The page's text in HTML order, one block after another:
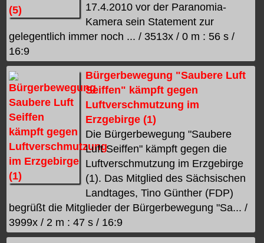
17.4.2010 vor der Paranomia-
Kamera sein Statement zur
gelegentlich immer noch ... / 3513x / 0 m : 56 s /
16:9
Bürgerbewegung "Saubere Luft
Seiffen" kämpft gegen
Luftverschmutzung im
Erzgebirge (1)
Die Bürgerbewegung "Saubere
Luft Seiffen" kämpft gegen die
Luftverschmutzung im Erzgebirge
(1). Das Mitglied des Sächsischen
Landtages, Tino Günther (FDP)
begrüßt die Mitglieder der Bürgerbewegung "Sa... /
3999x / 2 m : 47 s / 16:9